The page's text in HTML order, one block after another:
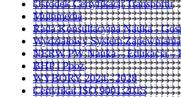
Ośrodek Certyfikacji Transportu
Multimedia
Rada Konsultacyjna Nauka -
Wydziałowy System
NERW PW Nauka – Edukacja –
BHP i Ppoż
WYBORY 2024 - 2028
Certyfikat ISO 9001:2015